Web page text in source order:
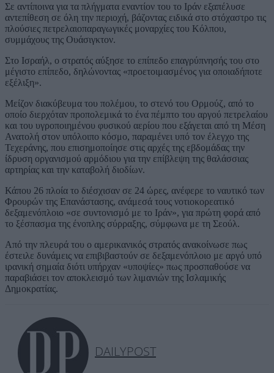
Σε αντίποινα για τα πλήγματα εναντίον του το Ιράν εξαπέλυσε
αντεπίθεση σε όλη την περιοχή, βάζοντας ειδικά στο στόχαστρο τις
πλούσιες πετρελαιοπαραγωγικές μοναρχίες του Κόλπου,
συμμάχους της Ουάσιγκτον.
Στο Ισραήλ, ο στρατός αύξησε το επίπεδο επαγρύπνησής του στο
μέγιστο επίπεδο, δηλώνοντας «προετοιμασμένος για οποιαδήποτε
εξέλιξη».
Μείζον διακύβευμα του πολέμου, το στενό του Ορμούζ, από το
οποίο διερχόταν προπολεμικά το ένα πέμπτο του αργού πετρελαίου
και του υγροποιημένου φυσικού αερίου που εξάγεται από τη Μέση
Ανατολή στον υπόλοιπο κόσμο, παραμένει υπό τον έλεγχο της
Τεχεράνης, που επισημοποίησε στις αρχές της εβδομάδας την
ίδρυση οργανισμού αρμόδιου για την επίβλεψη της θαλάσσιας
αρτηρίας και την καταβολή διοδίων.
Κάπου 26 πλοία το διέσχισαν σε 24 ώρες, ανέφερε το ναυτικό των
Φρουρών της Επανάστασης, ανάμεσά τους νοτιοκορεατικό
δεξαμενόπλοιο «σε συντονισμό με το Ιράν», για πρώτη φορά από
το ξέσπασμα της ένοπλης σύρραξης, σύμφωνα με τη Σεούλ.
Από την πλευρά του ο αμερικανικός στρατός ανακοίνωσε πως
έστειλε δυνάμεις να επιβιβαστούν σε δεξαμενόπλοιο με αργό υπό
ιρανική σημαία διότι υπήρχαν «υποψίες» πως προσπαθούσε να
παραβιάσει τον αποκλεισμό των λιμανιών της Ισλαμικής
Δημοκρατίας.
DAILYPOST